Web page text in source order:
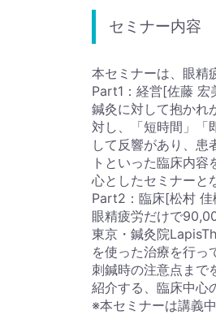
セミナー内容
本セミナーは、眼精
Part1：経営[佐藤 宏
鍼灸に対して抱かれ
対し、「短時間」「
して反響があり、
トといった臨床内
心としたセミナーと
Part2：臨床[松村 佳
眼精疲労だけで
東京・鍼灸院
を使った治療を行っ
刺鍼時の注意点まで
紹介する、臨床中心
※本セミナーは講義